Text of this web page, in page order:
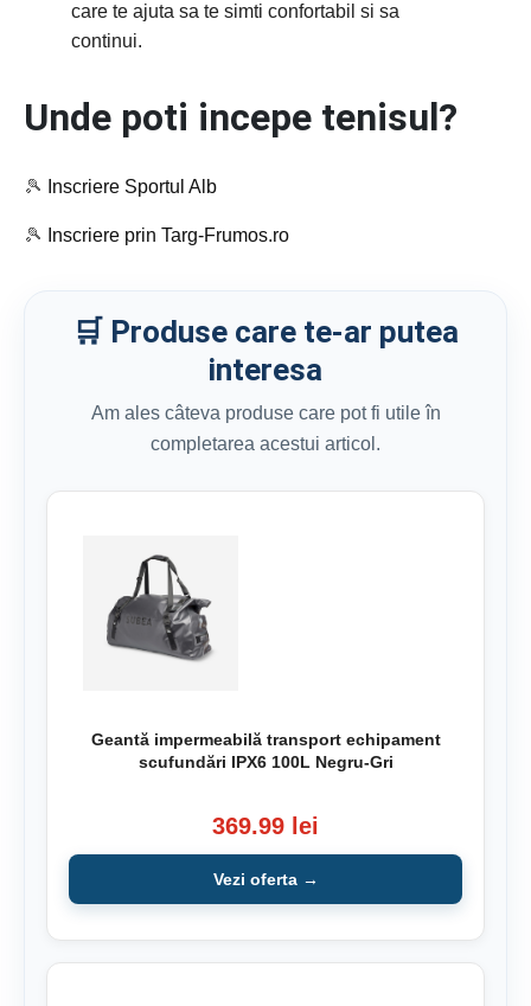
care te ajuta sa te simti confortabil si sa
continui.
Unde poti incepe tenisul?
🎾 Inscriere Sportul Alb
🎾 Inscriere prin Targ-Frumos.ro
🛒 Produse care te-ar putea
interesa
Am ales câteva produse care pot fi utile în
completarea acestui articol.
Geantă impermeabilă transport echipament
scufundări IPX6 100L Negru-Gri
369.99 lei
Vezi oferta →